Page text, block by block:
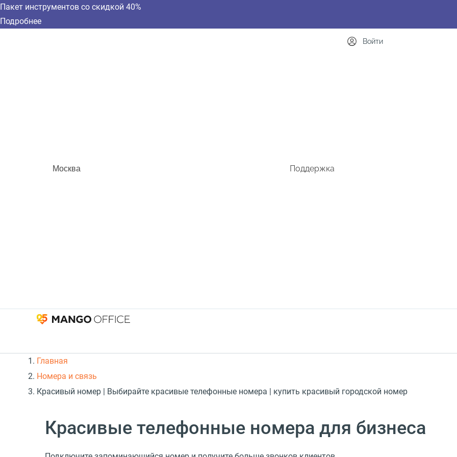
Пакет инструментов со скидкой 40%
Подробнее
Москва Поддержка
Войти
Главная
Номера и связь
Красивый номер | Выбирайте красивые телефонные номера | купить красивый городской номер
Красивые телефонные номера для бизнеса